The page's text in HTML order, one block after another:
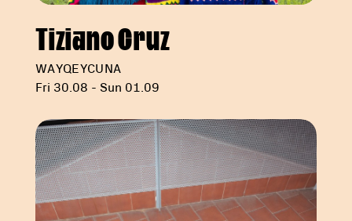
Tiziano Cruz
WAYQEYCUNA
Fri 30.08 - Sun 01.09